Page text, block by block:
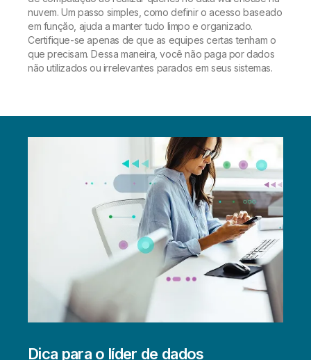
nuvem. Um passo simples, como definir o acesso baseado
em função, ajuda a manter tudo limpo e organizado.
Certifique-se apenas de que as equipes certas tenham o
que precisam. Dessa maneira, você não paga por dados
não utilizados ou irrelevantes parados em seus sistemas.
Dica para o líder de dados